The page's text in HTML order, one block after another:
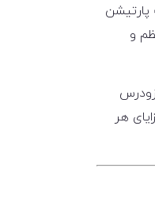
پارتیشن
و
هر